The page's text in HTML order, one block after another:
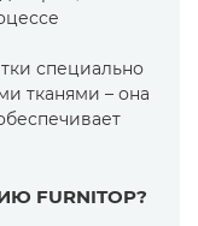
специально
тканями – она
FURNITOP?